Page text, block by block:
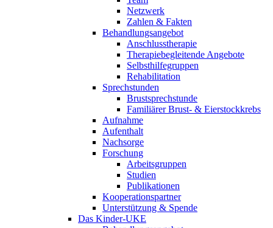
Netzwerk
Zahlen & Fakten
Behandlungsangebot
Anschlusstherapie
Therapiebegleitende Angebote
Selbsthilfegruppen
Rehabilitation
Sprechstunden
Brustsprechstunde
Familiärer Brust- & Eierstockkrebs
Aufnahme
Aufenthalt
Nachsorge
Forschung
Arbeitsgruppen
Studien
Publikationen
Kooperationspartner
Unterstützung & Spende
Das Kinder-UKE